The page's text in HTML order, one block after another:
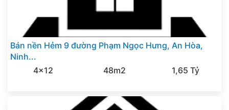
Bán nền Hẻm 9 đường Phạm Ngọc Hưng, An Hòa,
Ninh...
4x12
48m2 1,65 Tỷ